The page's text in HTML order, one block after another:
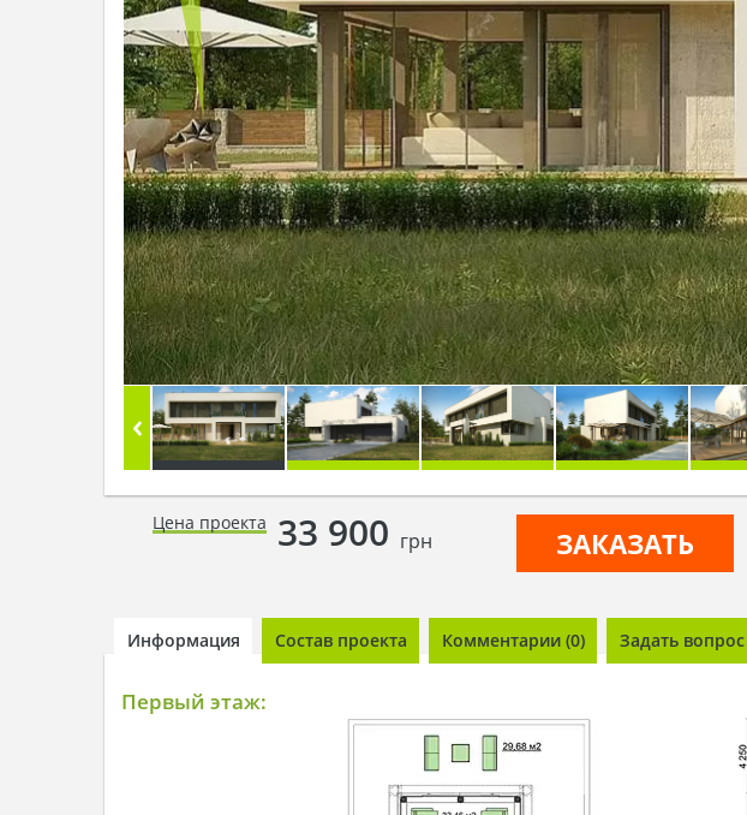
Цена проекта 33 900 грн ЗАКАЗАТЬ
Информация Состав проекта Комментарии (0) Задать вопрос
Первый этаж: